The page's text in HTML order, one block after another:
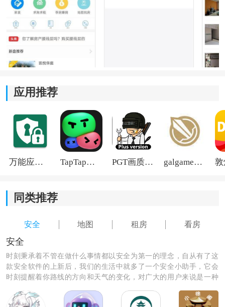
2.智能筛选功能可以根据用户的需求和偏好，自动匹配合
适的房源，节省用户寻找合适房屋的时间和精力。
3.无论用户是购房还是租房需求，都提供丰富的新房、二
手房和租房服务，满足不同用户的选择。
4.智能地图功能可以直观地显示房源的位置和周边配套设
应用推荐
万能应用隐藏 TapTap国际版2026 PGT画质助手旧版 galgame游戏盒子2026
同类推荐
安全 地图 租房 看房
安全
时刻秉承着不管在做什么事情都以安全为第一的理念，自从有了这
款安全软件的上新后，我们的生活中就多了一个安全小助手，它会
时刻提醒着你路线的方向和天气的变化，对广大的用户来说是一种
障吧。